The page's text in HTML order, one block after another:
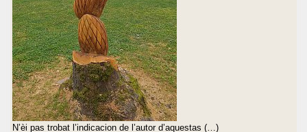
N’èi pas trobat l’indicacion de l’autor d’aquestas (…)